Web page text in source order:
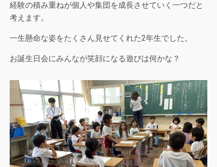
経験の積み重ねが個人や集団を成長させていく一つだと
考えます。
一生懸命な姿をたくさん見せてくれた2年生でした。
お誕生日会にみんなが笑顔になる遊びは何かな？